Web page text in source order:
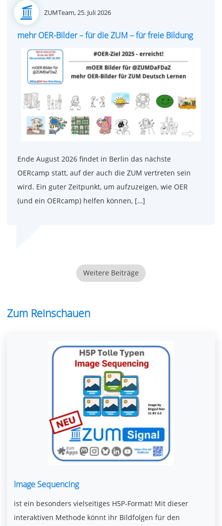
ZUMTeam,Posted
25. Juli 2026
mehr OER-Bilder – für die ZUM – für freie Bildung
Ende August 2026 findet in Berlin das nächste
OERcamp statt, auf der auch die ZUM vertreten sein
wird. Ein guter Zeitpunkt, um aufzuzeigen, wie OER
(und ein OERcamp) helfen können, […]
Weitere Beiträge
Zum Reinschauen
Image Sequencing
ist ein besonders vielseitiges H5P-Format! Mit dieser
interaktiven Methode könnt ihr Bildfolgen für den